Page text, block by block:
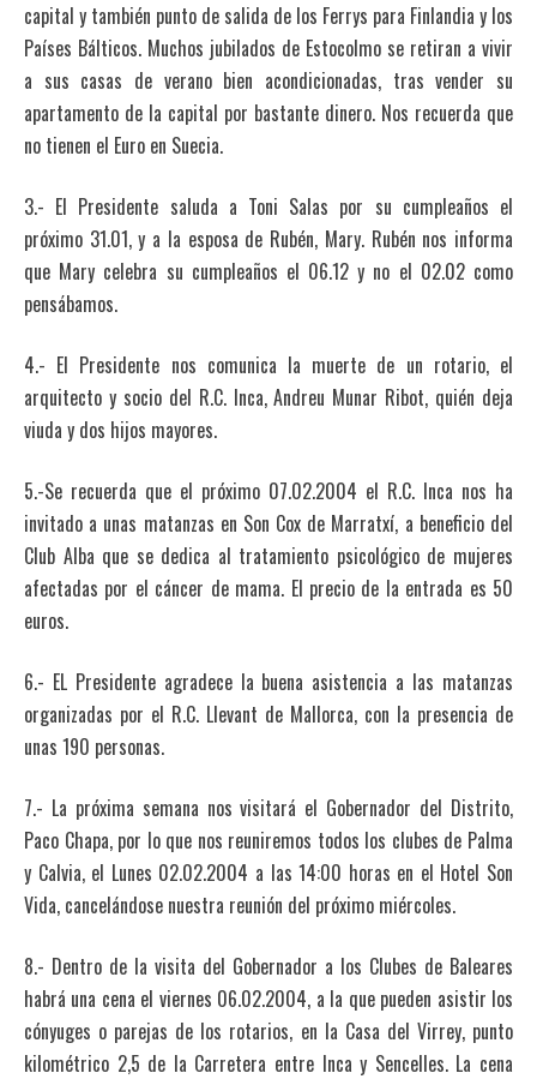
capital y también punto de salida de los Ferrys para Finlandia y los
Países Bálticos. Muchos jubilados de Estocolmo se retiran a vivir
a sus casas de verano bien acondicionadas, tras vender su
apartamento de la capital por bastante dinero. Nos recuerda que
no tienen el Euro en Suecia.
3.- El Presidente saluda a Toni Salas por su cumpleaños el
próximo 31.01, y a la esposa de Rubén, Mary. Rubén nos informa
que Mary celebra su cumpleaños el 06.12 y no el 02.02 como
pensábamos.
4.- El Presidente nos comunica la muerte de un rotario, el
arquitecto y socio del R.C. Inca, Andreu Munar Ribot, quién deja
viuda y dos hijos mayores.
5.-Se recuerda que el próximo 07.02.2004 el R.C. Inca nos ha
invitado a unas matanzas en Son Cox de Marratxí, a beneficio del
Club Alba que se dedica al tratamiento psicológico de mujeres
afectadas por el cáncer de mama. El precio de la entrada es 50
euros.
6.- EL Presidente agradece la buena asistencia a las matanzas
organizadas por el R.C. Llevant de Mallorca, con la presencia de
unas 190 personas.
7.- La próxima semana nos visitará el Gobernador del Distrito,
Paco Chapa, por lo que nos reuniremos todos los clubes de Palma
y Calvia, el Lunes 02.02.2004 a las 14:00 horas en el Hotel Son
Vida, cancelándose nuestra reunión del próximo miércoles.
8.- Dentro de la visita del Gobernador a los Clubes de Baleares
habrá una cena el viernes 06.02.2004, a la que pueden asistir los
cónyuges o parejas de los rotarios, en la Casa del Virrey, punto
kilométrico 2,5 de la Carretera entre Inca y Sencelles. La cena